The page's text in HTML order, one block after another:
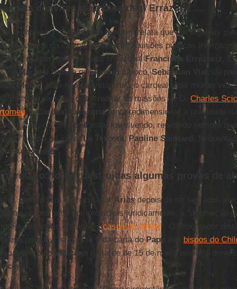
mais convites para o cardeal Errázuriz ...
a imprensa de Santiagotambém relata que em algumas
abastados da capital, através de reuniões públicas internas,
párocos não mais convidar o CardealFrancisco Errázuriz
.
deMacul Ñuñoapediram ao pároco,Sebastian Vial , da
Moro", para não convidar mais o cardeal, pois muitas
missas, ele tenta desacreditar as missões de D. Charles
. oCardeal Errázuriztenta redimensionar a gravidade
drama, da crise que estamos vivendo, repetindo sempre
disse ao jornalLa Tercera,Pauline Saintard
,
Agostinho.
foram destruídas algumas provas de
além disso, o Procurador Ariasdepois de ter lançados
como fatos comprováveis juridicamente, a "destruição
igreja de provas em algunscasos de abuso". O Procurador
porque, "na página 9 da carta doPapa bispos do
noVaticano
na tarde de 15 de maio) isso era